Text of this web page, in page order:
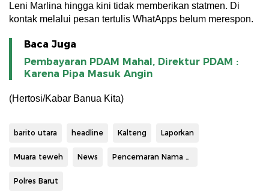
Leni Marlina hingga kini tidak memberikan statmen. Di
kontak melalui pesan tertulis WhatApps belum merespon.
Baca Juga
Pembayaran PDAM Mahal, Direktur PDAM :
Karena Pipa Masuk Angin
(Hertosi/Kabar Banua Kita)
barito utara headline Kalteng Laporkan
Muara teweh News Pencemaran Nama Baik
Polres Barut